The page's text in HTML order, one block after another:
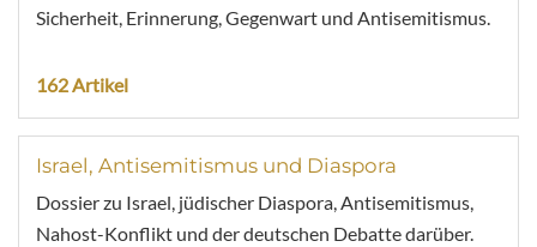
Sicherheit, Erinnerung, Gegenwart und Antisemitismus.
162 Artikel
Israel, Antisemitismus und Diaspora
Dossier zu Israel, jüdischer Diaspora, Antisemitismus,
Nahost-Konflikt und der deutschen Debatte darüber.